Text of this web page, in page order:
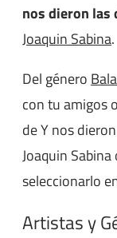
nos dieron las
Joaquin Sabina.
Del género
con tu amigos
de Y nos
Joaquin
seleccionarlo
Artistas y